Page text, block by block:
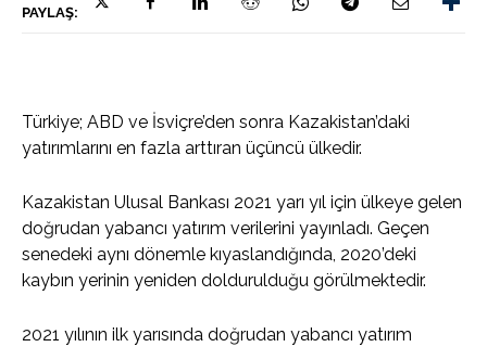
PAYLAŞ:
Türkiye; ABD ve İsviçre’den sonra Kazakistan’daki
yatırımlarını en fazla arttıran üçüncü ülkedir.
Kazakistan Ulusal Bankası 2021 yarı yıl için ülkeye gelen
doğrudan yabancı yatırım verilerini yayınladı. Geçen
senedeki aynı dönemle kıyaslandığında, 2020’deki
kaybın yerinin yeniden doldurulduğu görülmektedir.
2021 yılının ilk yarısında doğrudan yabancı yatırım